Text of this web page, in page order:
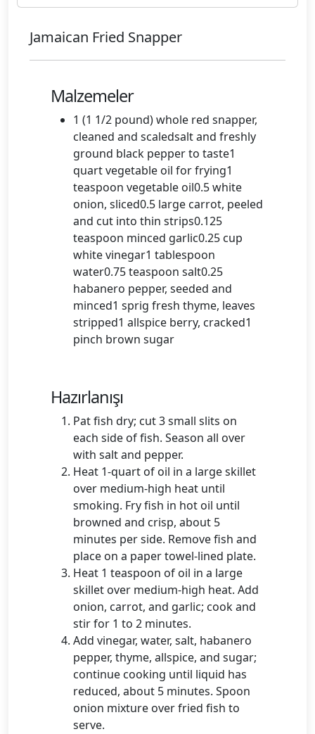
Jamaican Fried Snapper
Malzemeler
1 (1 1/2 pound) whole red snapper,
cleaned and scaledsalt and freshly
ground black pepper to taste1
quart vegetable oil for frying1
teaspoon vegetable oil0.5 white
onion, sliced0.5 large carrot, peeled
and cut into thin strips0.125
teaspoon minced garlic0.25 cup
white vinegar1 tablespoon
water0.75 teaspoon salt0.25
habanero pepper, seeded and
minced1 sprig fresh thyme, leaves
stripped1 allspice berry, cracked1
pinch brown sugar
Hazırlanışı
Pat fish dry; cut 3 small slits on
each side of fish. Season all over
with salt and pepper.
Heat 1-quart of oil in a large skillet
over medium-high heat until
smoking. Fry fish in hot oil until
browned and crisp, about 5
minutes per side. Remove fish and
place on a paper towel-lined plate.
Heat 1 teaspoon of oil in a large
skillet over medium-high heat. Add
onion, carrot, and garlic; cook and
stir for 1 to 2 minutes.
Add vinegar, water, salt, habanero
pepper, thyme, allspice, and sugar;
continue cooking until liquid has
reduced, about 5 minutes. Spoon
onion mixture over fried fish to
serve.